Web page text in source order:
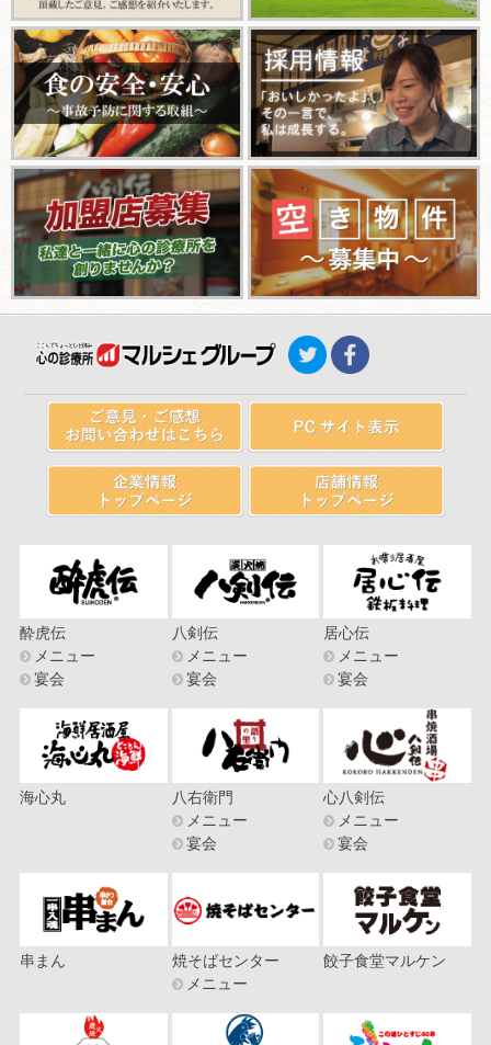
酔虎伝
メニュー
宴会
八剣伝
メニュー
宴会
居心伝
メニュー
宴会
海心丸
八右衛門
メニュー
宴会
心八剣伝
メニュー
宴会
串まん
焼そばセンター
メニュー
餃子食堂マルケン